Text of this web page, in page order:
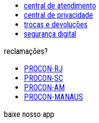
central de atendimento
central de privacidade
trocas e devoluções
segurança digital
reclamações?
PROCON-RJ
PROCON-SC
PROCON-AM
PROCON-MANAUS
baixe nosso app